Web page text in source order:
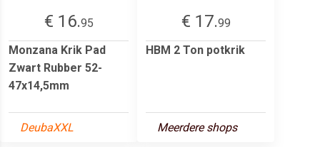
€ 16.95
Monzana Krik Pad
Zwart Rubber 52-
47x14,5mm
DeubaXXL
€ 17.99
HBM 2 Ton potkrik
Meerdere shops